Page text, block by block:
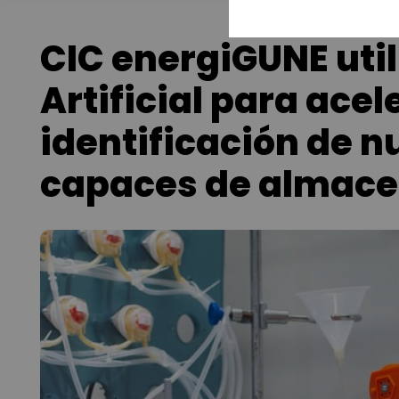
CIC energiGUNE
Artificial para
identificación de
capaces de